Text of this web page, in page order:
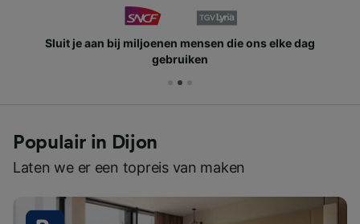
Sluit je aan bij miljoenen mensen die ons elke dag
gebruiken
Populair in Dijon
Laten we er een topreis van maken